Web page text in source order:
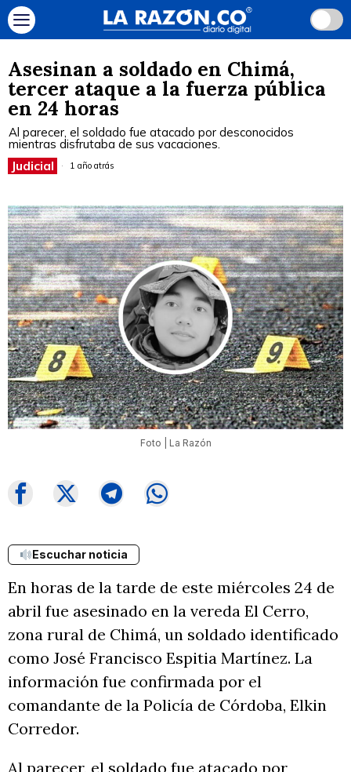
Asesinan a soldado en Chimá,
tercer ataque a la fuerza pública
en 24 horas
Al parecer, el soldado fue atacado por desconocidos
mientras disfrutaba de sus vacaciones.
Judicial 1 año atrás
Foto | La Razón
Escuchar noticia
En horas de la tarde de este miércoles 24 de
abril fue asesinado en la vereda El Cerro,
zona rural de Chimá, un soldado identificado
como José Francisco Espitia Martínez. La
información fue confirmada por el
comandante de la Policía de Córdoba, Elkin
Corredor.
Al parecer, el soldado fue atacado por